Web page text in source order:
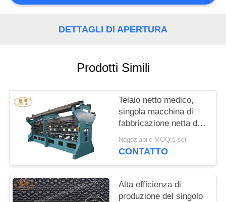
INFORMATIVA
SULLA
PRIVACY
DETTAGLI DI APERTURA
Prodotti Simili
Telaio netto medico,
singola macchina di
fabbricazione netta di
Antivari dell'ago
Negoziabile MOQ:1 set
CONTATTO
Alta efficienza di
produzione del singolo